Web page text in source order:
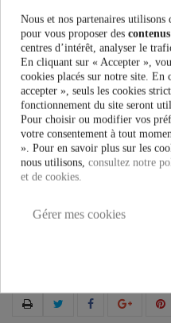
Ce produit n'est plus en stock
PRÉVENEZ-MOI LORSQUE
Taille:
Couleur:
Nous et nos partenaires
pour vous proposer des
centres d’intérêt, analyser le
En cliquant sur « Accepter »,
cookies placés sur notre site. En
accepter », seuls les cookies
fonctionnement du site seront
Pour choisir ou modifier vos
votre consentement à tout
». Pour en savoir plus sur les
nous utilisons, consultez notre
et de cookies.
Gérer mes cookies